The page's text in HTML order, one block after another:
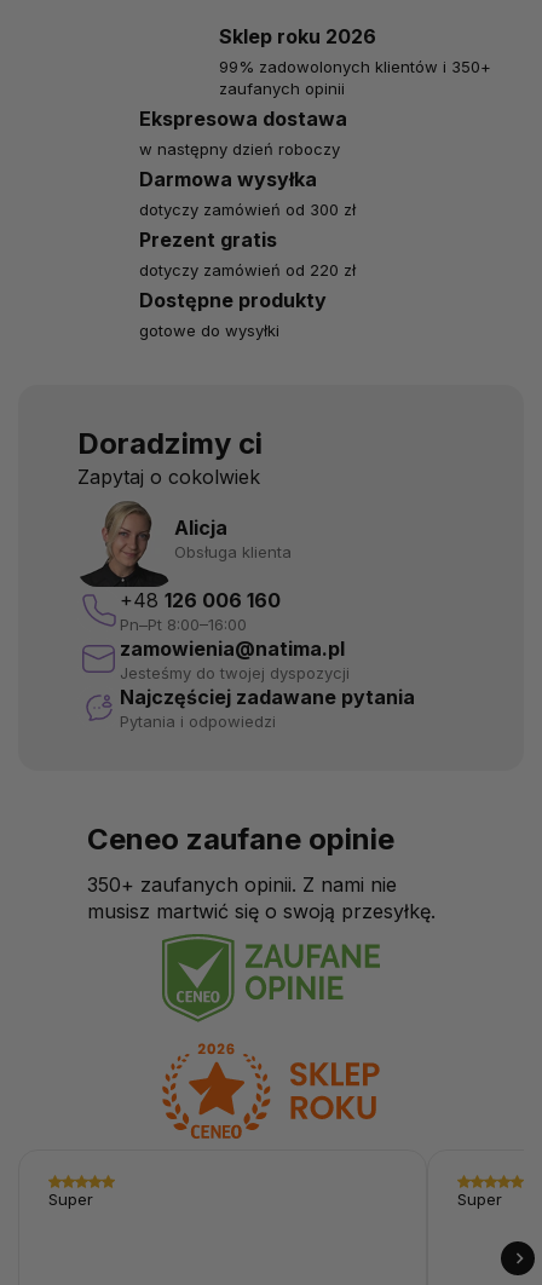
Ekspresowa dostawa
w następny dzień roboczy
Darmowa wysyłka
dotyczy zamówień od 300 zł
Prezent gratis
dotyczy zamówień od 220 zł
Dostępne produkty
gotowe do wysyłki
Sklep roku 2026
99% zadowolonych klientów i 350+
zaufanych opinii
Doradzimy ci
Zapytaj o cokolwiek
Alicja
Obsługa klienta
+48 126 006 160
Pn–Pt 8:00–16:00
zamowienia@natima.pl
Jesteśmy do twojej dyspozycji
Najczęściej zadawane pytania
Pytania i odpowiedzi
Ceneo zaufane opinie
350+ zaufanych opinii. Z nami nie
musisz martwić się o swoją przesyłkę.
Super Super